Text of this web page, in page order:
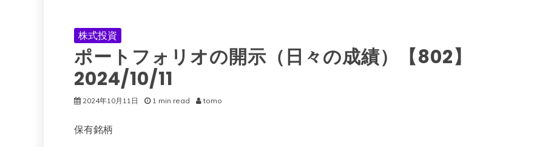
株式投資
ポートフォリオの開示（日々の成績）【802】
2024/10/11
2024年10月11日 1 min read tomo
保有銘柄